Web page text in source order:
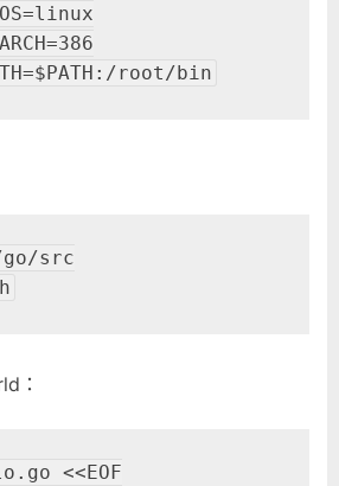
root/bin
src
：
<<EOF